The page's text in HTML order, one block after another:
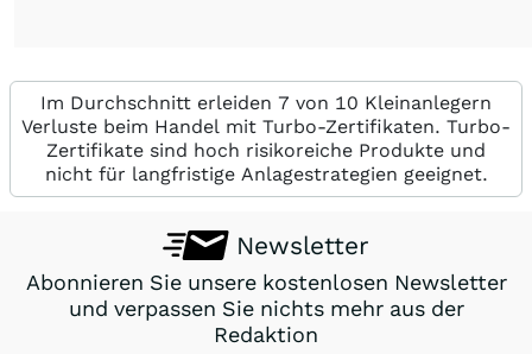
Im Durchschnitt erleiden 7 von 10 Kleinanlegern
Verluste beim Handel mit Turbo-Zertifikaten. Turbo-
Zertifikate sind hoch risikoreiche Produkte und
nicht für langfristige Anlagestrategien geeignet.
Newsletter
Abonnieren Sie unsere kostenlosen Newsletter
und verpassen Sie nichts mehr aus der
Redaktion